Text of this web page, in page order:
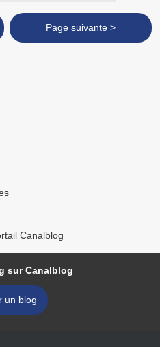
Page suivante >
Canalblog
sur Canalblog
un blog